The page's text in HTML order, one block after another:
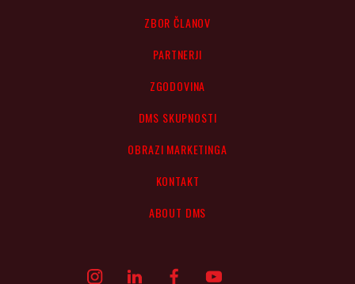
ZBOR ČLANOV
PARTNERJI
ZGODOVINA
DMS SKUPNOSTI
OBRAZI MARKETINGA
KONTAKT
ABOUT DMS